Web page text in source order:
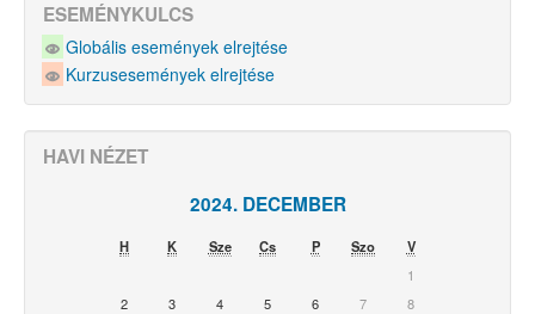
ESEMÉNYKULCS
Globális események elrejtése
Kurzusesemények elrejtése
HAVI NÉZET
2024. DECEMBER
H K Sze Cs P Szo
V
1
2
3 4 5 6 7
8